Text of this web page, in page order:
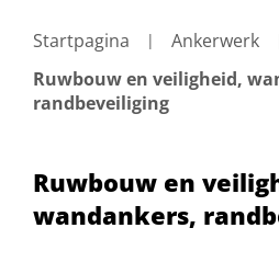
Startpagina
Ankerwerk
Ruwbouw en veiligheid,
randbeveiliging
Ruwbouw en
wandankers,